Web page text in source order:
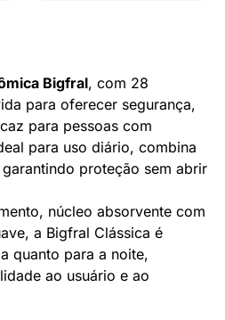
Bigfral, com 28
para oferecer segurança,
para pessoas com
para uso diário, combina
proteção sem abrir
núcleo absorvente com
a Bigfral Clássica é
quanto para a noite,
ao usuário e ao